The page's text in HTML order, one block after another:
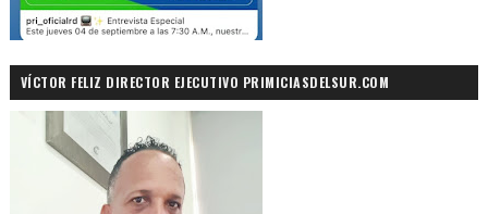
VÍCTOR FELIZ DIRECTOR EJECUTIVO PRIMICIASDELSUR.COM